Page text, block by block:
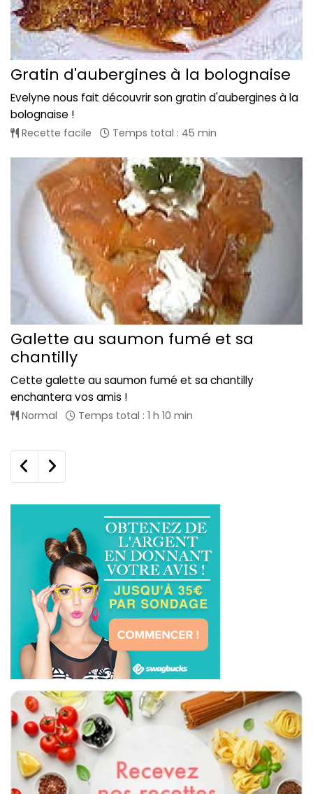
Gratin d'aubergines à la bolognaise
Evelyne nous fait découvrir son gratin d'aubergines à la
bolognaise !
Recette facile Temps total : 45 min
Galette au saumon fumé et sa
chantilly
Cette galette au saumon fumé et sa chantilly
enchantera vos amis !
Normal Temps total : 1 h 10 min